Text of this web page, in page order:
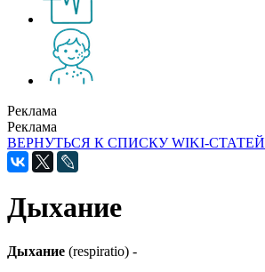
Реклама
Реклама
ВЕРНУТЬСЯ К СПИСКУ WIKI-СТАТЕЙ
Дыхание
Дыхание (respiratio) -